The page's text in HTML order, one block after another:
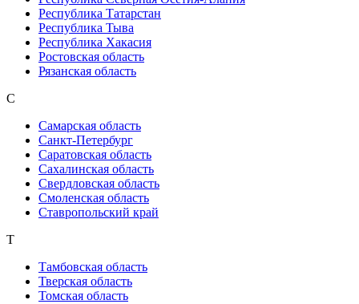
Республика Татарстан
Республика Тыва
Республика Хакасия
Ростовская область
Рязанская область
С
Самарская область
Санкт-Петербург
Саратовская область
Сахалинская область
Свердловская область
Смоленская область
Ставропольский край
Т
Тамбовская область
Тверская область
Томская область